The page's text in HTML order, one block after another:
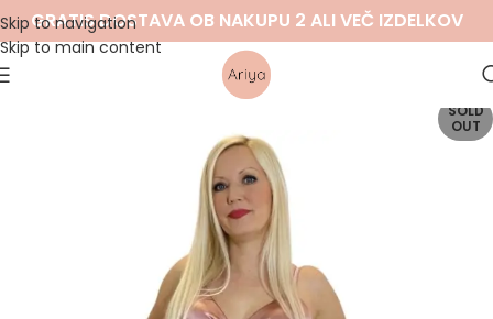
Skip to navigation
Skip to main content
GRATIS DOSTAVA OB NAKUPU 2 ALI VEČ IZDELKOV
SOLD
OUT